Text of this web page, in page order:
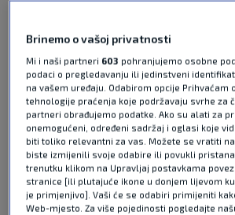
Pošalji
NAJČITANIJE VIJESTI - SK FIGHT
Brinemo o vašoj privatnosti
Mi i naši partneri 603 pohranjujemo osobne
podaci o pregledavanju ili jedinstveni
na vašem uređaju. Odabirom opcije Prihvaćam
tehnologije praćenja koje podržavaju svrhe za
partneri obrađujemo podatke. Ako su alati za
onemogućeni, određeni sadržaj i oglasi koje
biti toliko relevantni za vas. Možete se vratiti
biste izmijenili svoje odabire ili povukli
trenutku klikom na Upravljaj postavkama
stranice [ili plutajuće ikone u donjem lijevom
je primjenjivo]. Vaši će se odabiri primijeniti
Web-mjesto. Za više pojedinosti pogledajte